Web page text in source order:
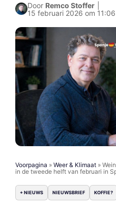
Door Remco Stoffer
15 februari 2026 om
Voorpagina » Weer & Klimaat »
in de tweede helft van februari in
+ NIEUWS NIEUWSBRIEF KOFFIE?